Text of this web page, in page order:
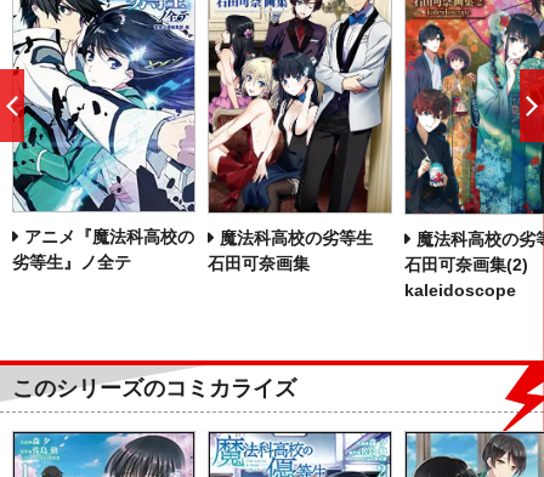
アニメ『魔法科高校の
劣等生』ノ全テ
魔法科高校の劣等生
石田可奈画集
魔法科高校の
石田可奈画集(2)
kaleidoscope
前
へ
このシリーズのコミカライズ